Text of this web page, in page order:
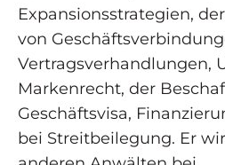
Expansionsstrategien,
von
Vertragsverhandlungen,
Markenrecht, der
Geschäftsvisa,
bei Streitbeilegung. Er